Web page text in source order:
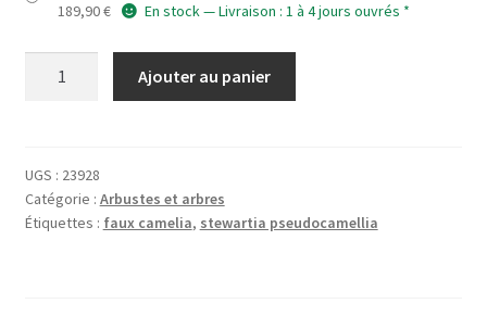
189,90€ En stock — Livraison : 1 à 4 jours ouvrés *
Ajouter au panier
UGS : 23928
Catégorie : Arbustes et arbres
Étiquettes : faux camelia, stewartia pseudocamellia